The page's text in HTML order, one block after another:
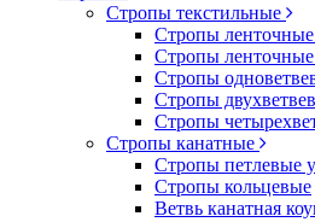
Стропы текстильные
Стропы
Стропы
Стропы
Стропы
Стропы
Стропы канатные
Стропы петлевые
Стропы кольцевые
Ветвь канатная